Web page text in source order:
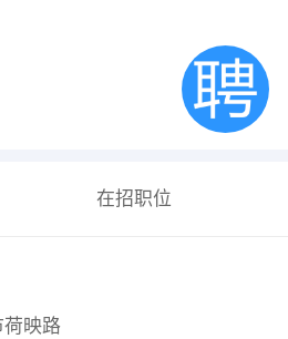
在招职位
荷映路